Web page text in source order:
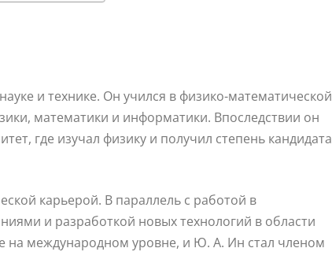
и технике. Он учился в физико-математической
математики и информатики. Впоследствии он
где изучал физику и получил степень кандидата
карьерой. В параллель с работой в
и разработкой новых технологий в области
на международном уровне, и Ю. А. Ин стал членом